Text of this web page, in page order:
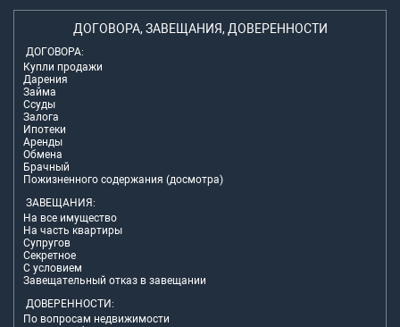
ДОГОВОРА, ЗАВЕЩАНИЯ, ДОВЕРЕННОСТИ
ДОГОВОРА:
Купли продажи
Дарения
Займа
Ссуды
Залога
Ипотеки
Аренды
Обмена
Брачный
Пожизненного содержания (досмотра)
ЗАВЕЩАНИЯ:
На все имущество
На часть квартиры
Супругов
Секретное
С условием
Завещательный отказ в завещании
ДОВЕРЕННОСТИ:
По вопросам недвижимости